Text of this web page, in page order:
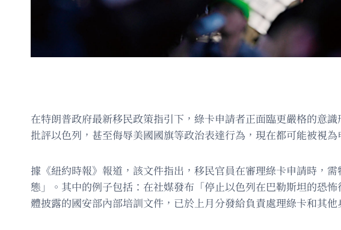
在特朗普政府最新移民政策指引下，綠卡申請者正面臨更嚴格的意
批評以色列，甚至侮辱美國國旗等政治表達行為，現在都可能被視
據《紐約時報》報道，該文件指出，移民官員在審理綠卡申請時，
態」。其中的例子包括：在社媒發布「停止以色列在巴勒斯坦的恐
體披露的國安部內部培訓文件，已於上月分發給負責處理綠卡和其他